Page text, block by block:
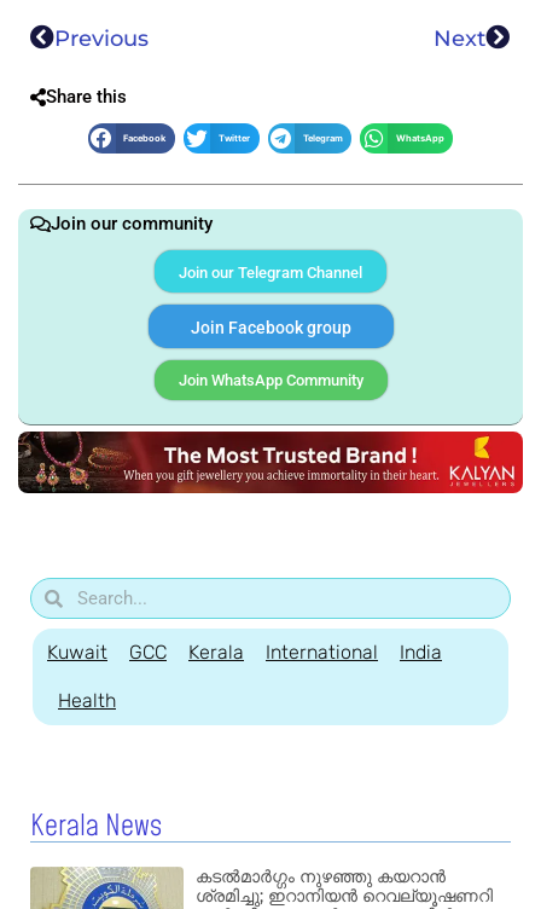
Previous Next
Share this
Facebook Twitter Telegram WhatsApp
Join our community
Join our Telegram Channel
Join Facebook group
Join WhatsApp Community
Kuwait GCC Kerala International India
Health
Kerala News
കടൽമാർഗ്ഗം നുഴഞ്ഞു കയറാൻ
ശ്രമിച്ചു; ഇറാനിയൻ റെവല്യൂഷണറി